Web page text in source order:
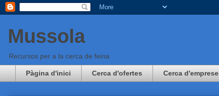
Mussola
Recursos per a la cerca de feina
Pàgina d'inici Cerca d'ofertes Cerca